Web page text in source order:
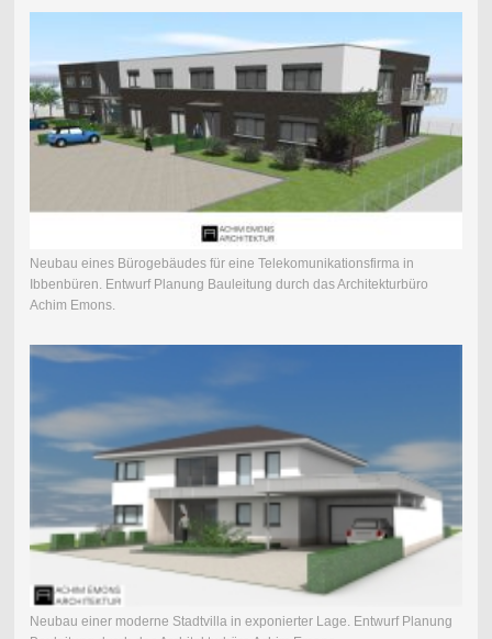
Neubau eines Bürogebäudes für eine Telekomunikationsfirma in
Ibbenbüren. Entwurf Planung Bauleitung durch das Architekturbüro
Achim Emons.
Neubau einer moderne Stadtvilla in exponierter Lage. Entwurf Planung